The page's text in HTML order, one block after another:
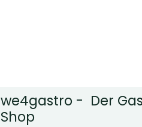
we4gastro - Der
Shop